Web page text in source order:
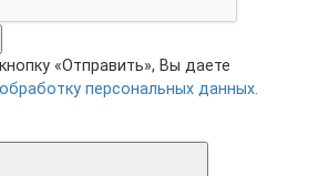
«Отправить», Вы даете
персональных данных.